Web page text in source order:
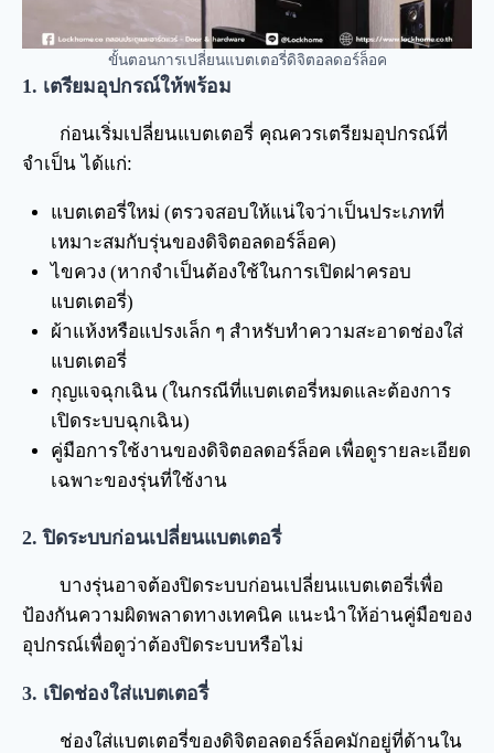
ขั้นตอนการเปลี่ยนแบตเตอรี่ดิจิตอลดอร์ล็อค
1. เตรียมอุปกรณ์ให้พร้อม
ก่อนเริ่มเปลี่ยนแบตเตอรี่ คุณควรเตรียมอุปกรณ์ที่
จำเป็น ได้แก่:
แบตเตอรี่ใหม่ (ตรวจสอบให้แน่ใจว่าเป็นประเภทที่
เหมาะสมกับรุ่นของดิจิตอลดอร์ล็อค)
ไขควง (หากจำเป็นต้องใช้ในการเปิดฝาครอบ
แบตเตอรี่)
ผ้าแห้งหรือแปรงเล็ก ๆ สำหรับทำความสะอาดช่องใส่
แบตเตอรี่
กุญแจฉุกเฉิน (ในกรณีที่แบตเตอรี่หมดและต้องการ
เปิดระบบฉุกเฉิน)
คู่มือการใช้งานของดิจิตอลดอร์ล็อค เพื่อดูรายละเอียด
เฉพาะของรุ่นที่ใช้งาน
2. ปิดระบบก่อนเปลี่ยนแบตเตอรี่
บางรุ่นอาจต้องปิดระบบก่อนเปลี่ยนแบตเตอรี่เพื่อ
ป้องกันความผิดพลาดทางเทคนิค แนะนำให้อ่านคู่มือของ
อุปกรณ์เพื่อดูว่าต้องปิดระบบหรือไม่
3. เปิดช่องใส่แบตเตอรี่
ช่องใส่แบตเตอรี่ของดิจิตอลดอร์ล็อคมักอยู่ที่ด้านใน